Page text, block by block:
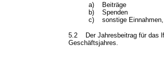
a) Beiträge
b) Spenden
c) sonstige Einnahmen,
5.2 Der Jahresbeitrag für das
Geschäftsjahres.